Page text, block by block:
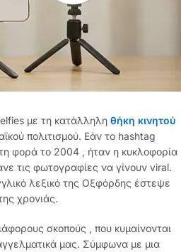
με τη κατάλληλη θήκη κινητού
πολιτισμού. Εάν το hashtag
φορά το 2004 , ήταν η κυκλοφορία
τις φωτογραφίες να γίνουν viral.
λεξικό της Οξφόρδης έστεψε
χρονιάς.
σκοπούς , που κυμαίνονται
μας. Σύμφωνα με μια